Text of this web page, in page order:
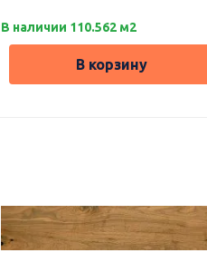
В наличии 110.562 м2
В корзину